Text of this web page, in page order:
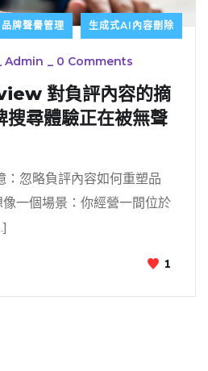
品牌聲譽管理 生成式AI內容刪除
Admin _ 0 Comments
對負評內容的摘
搜尋體驗正在被無聲
：忽略負評內容如何重塑品
一個場景：你經營一間位於
1